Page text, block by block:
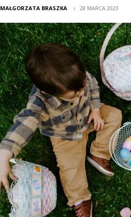
MAŁGORZATA BRASZKA 28 MARCA 2023